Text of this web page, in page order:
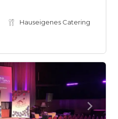
Hauseigenes Catering